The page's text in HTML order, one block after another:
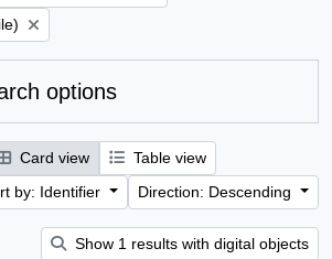
options
Card view
Table view
by: Identifier
Direction: Descending
Show 1 results with digital objects